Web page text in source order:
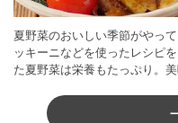
夏野菜のおいしい季節がやっ
ッキーニなどを使ったレシピ
た夏野菜は栄養もたっぷり。